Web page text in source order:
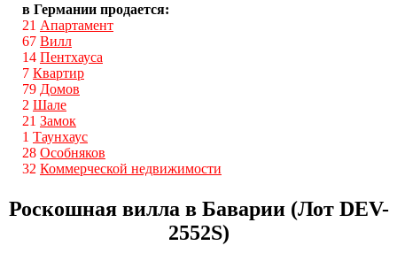
в Германии продается:
21 Апартамент
67 Вилл
14 Пентхауса
7 Квартир
79 Домов
2 Шале
21 Замок
1 Таунхаус
28 Особняков
32 Коммерческой недвижимости
Роскошная вилла в Баварии (Лот DEV-
2552S)